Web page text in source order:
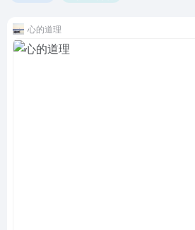
心的道理